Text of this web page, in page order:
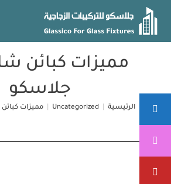
content
مميزات كبائن
جلاسكو
الرئيسية Uncategorized مميزات